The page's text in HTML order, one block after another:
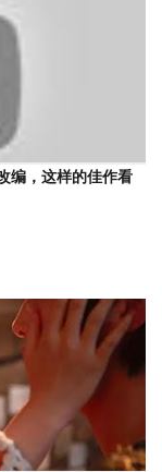
编，这样的佳作看